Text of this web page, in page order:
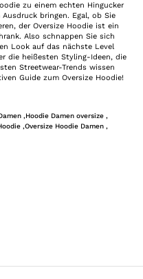
zu einem echten Hingucker
bringen. Egal, ob Sie
der Oversize Hoodie ist ein
Also schnappen Sie sich
Look auf das nächste Level
die heißesten Styling-Ideen, die
Streetwear-Trends wissen
Guide zum Oversize Hoodie!
,Hoodie Damen oversize ,
,Oversize Hoodie Damen ,